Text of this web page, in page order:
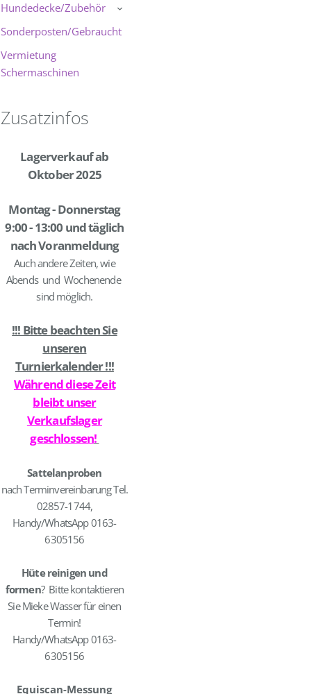
Hundedecke/Zubehör
›
Sonderposten/Gebraucht
Vermietung
Schermaschinen
Zusatzinfos
Lagerverkauf ab
Oktober 2025
Montag - Donnerstag
9:00 - 13:00 und täglich
nach Voranmeldung
Auch andere Zeiten, wie
Abends und Wochenende
sind möglich.
!!! Bitte beachten Sie
unseren
Turnierkalender !!!
Während diese Zeit
bleibt unser
Verkaufslager
geschlossen!
Sattelanproben
nach Terminvereinbarung Tel.
02857-1744,
Handy/WhatsApp 0163-
6305156
Hüte reinigen und
formen? Bitte kontaktieren
Sie Mieke Wasser für einen
Termin!
Handy/WhatsApp 0163-
6305156
Equiscan-Messung